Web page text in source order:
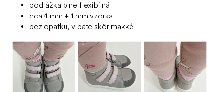
podrážka plne flexibilná
cca 4 mm + 1 mm vzorka
bez opätku, v päte skôr mäkké